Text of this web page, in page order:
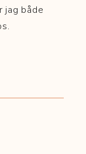
jag både